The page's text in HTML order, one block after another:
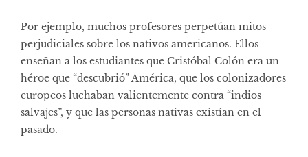
Por ejemplo, muchos profesores perpetúan mitos
perjudiciales sobre los nativos americanos. Ellos
enseñan a los estudiantes que Cristóbal Colón era un
héroe que “descubrió” América, que los colonizadores
europeos luchaban valientemente contra “indios
salvajes”, y que las personas nativas existían en el
pasado.